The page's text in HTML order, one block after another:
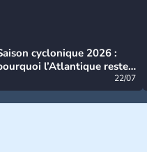
cyclonique 2026 :
l’Atlantique reste
22/07